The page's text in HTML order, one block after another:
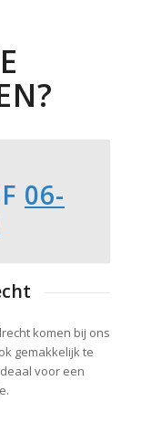
06-
komen bij ons
gemakkelijk te
voor een